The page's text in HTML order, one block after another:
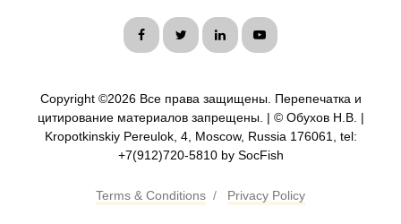
Copyright ©2026 Все права защищены. Перепечатка и
цитирование материалов запрещены. | © Обухов Н.В. |
Kropotkinskiy Pereulok, 4, Moscow, Russia 176061, tel:
+7(912)720-5810 by SocFish
Terms & Conditions / Privacy Policy